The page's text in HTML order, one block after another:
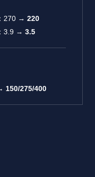
270 → 220
3.9 → 3.5
150/275/400